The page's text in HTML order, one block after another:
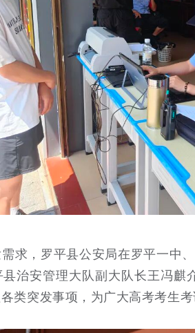
求，罗平县公安局在罗平一中
治安管理大队副大队长王冯麒
类突发事项，为广大高考考生